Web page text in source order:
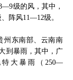
级的风，其中，
阵风11—12级。
州东南部、云南南
到暴雨，其中，广
大暴雨（250—